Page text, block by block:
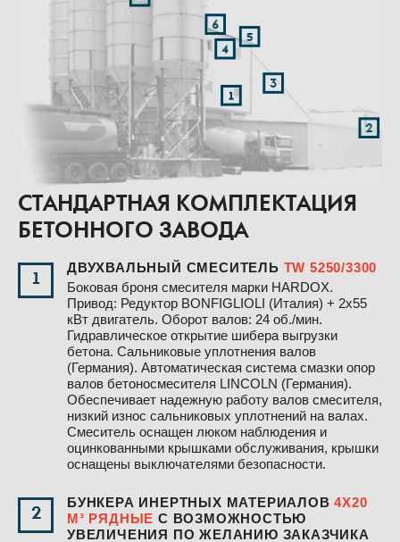
СТАНДАРТНАЯ КОМПЛЕКТАЦИЯ
БЕТОННОГО ЗАВОДА
1
ДВУХВАЛЬНЫЙ СМЕСИТЕЛЬ TW 5250/3300
Боковая броня смесителя марки HARDOX.
Привод: Редуктор BONFIGLIOLI (Италия) + 2х55
кВт двигатель. Оборот валов: 24 об./мин.
Гидравлическое открытие шибера выгрузки
бетона. Сальниковые уплотнения валов
(Германия). Автоматическая система смазки опор
валов бетоносмесителя LINCOLN (Германия).
Обеспечивает надежную работу валов смесителя,
низкий износ сальниковых уплотнений на валах.
Смеситель оснащен люком наблюдения и
оцинкованными крышками обслуживания, крышки
оснащены выключателями безопасности.
2
БУНКЕРА ИНЕРТНЫХ МАТЕРИАЛОВ4Х20
М³ РЯДНЫЕ С ВОЗМОЖНОСТЬЮ
УВЕЛИЧЕНИЯ ПО ЖЕЛАНИЮ ЗАКАЗЧИКА